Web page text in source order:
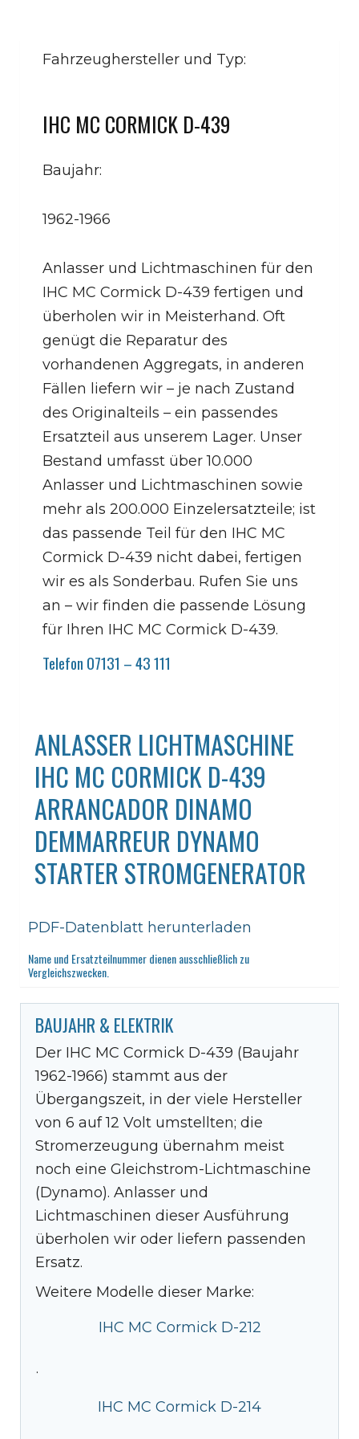
Fahrzeughersteller und Typ:
IHC MC CORMICK D-439
Baujahr:
1962-1966
Anlasser und Lichtmaschinen für den
IHC MC Cormick D-439 fertigen und
überholen wir in Meisterhand. Oft
genügt die Reparatur des
vorhandenen Aggregats, in anderen
Fällen liefern wir – je nach Zustand
des Originalteils – ein passendes
Ersatzteil aus unserem Lager. Unser
Bestand umfasst über 10.000
Anlasser und Lichtmaschinen sowie
mehr als 200.000 Einzelersatzteile; ist
das passende Teil für den IHC MC
Cormick D-439 nicht dabei, fertigen
wir es als Sonderbau. Rufen Sie uns
an – wir finden die passende Lösung
für Ihren IHC MC Cormick D-439.
Telefon 07131 – 43 111
ANLASSER LICHTMASCHINE
IHC MC CORMICK D-439
ARRANCADOR DINAMO
DEMMARREUR DYNAMO
STARTER STROMGENERATOR
PDF-Datenblatt herunterladen
Name und Ersatzteilnummer dienen ausschließlich zu
Vergleichszwecken.
BAUJAHR & ELEKTRIK
Der IHC MC Cormick D-439 (Baujahr
1962-1966) stammt aus der
Übergangszeit, in der viele Hersteller
von 6 auf 12 Volt umstellten; die
Stromerzeugung übernahm meist
noch eine Gleichstrom-Lichtmaschine
(Dynamo). Anlasser und
Lichtmaschinen dieser Ausführung
überholen wir oder liefern passenden
Ersatz.
Weitere Modelle dieser Marke:
IHC MC Cormick D-212
·
IHC MC Cormick D-214